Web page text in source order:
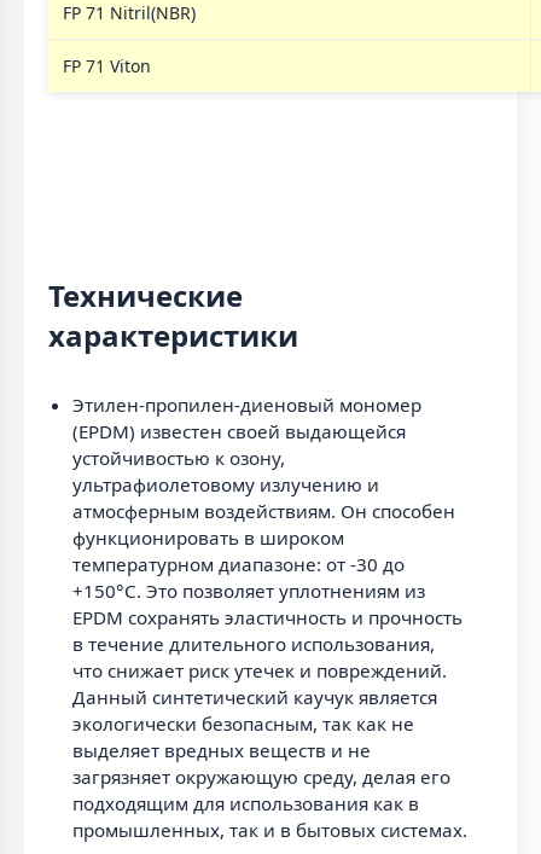
FP 71 Nitril(NBR)
FP 71 Viton
Технические
характеристики
Этилен-пропилен-диеновый мономер
(EPDM) известен своей выдающейся
устойчивостью к озону,
ультрафиолетовому излучению и
атмосферным воздействиям. Он способен
функционировать в широком
температурном диапазоне: от -30 до
+150°C. Это позволяет уплотнениям из
EPDM сохранять эластичность и прочность
в течение длительного использования,
что снижает риск утечек и повреждений.
Данный синтетический каучук является
экологически безопасным, так как не
выделяет вредных веществ и не
загрязняет окружающую среду, делая его
подходящим для использования как в
промышленных, так и в бытовых системах.